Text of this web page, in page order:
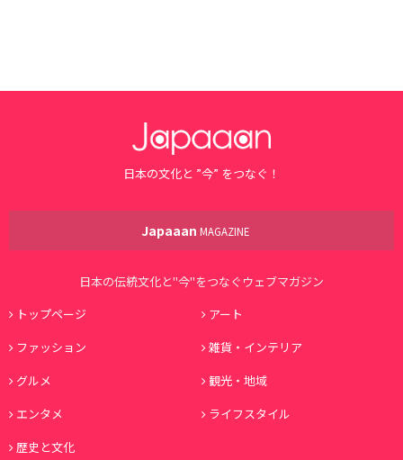
日本の文化と ”今” をつなぐ！
Japaaan MAGAZINE
日本の伝統文化と"今"をつなぐウェブマガジン
トップページ
アート
ファッション
雑貨・インテリア
グルメ
観光・地域
エンタメ
ライフスタイル
歴史と文化